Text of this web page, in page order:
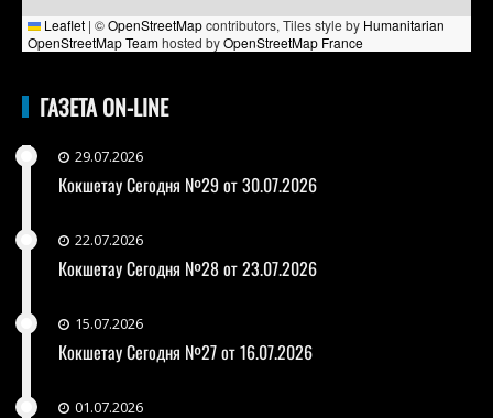
Leaflet | ©OpenStreetMapcontributors, Tiles style by Humanitarian
OpenStreetMap Teamhosted byOpenStreetMap France
ГАЗЕТА ON-LINE
29.07.2026
Кокшетау Сегодня №29 от 30.07.2026
22.07.2026
Кокшетау Сегодня №28 от 23.07.2026
15.07.2026
Кокшетау Сегодня №27 от 16.07.2026
01.07.2026